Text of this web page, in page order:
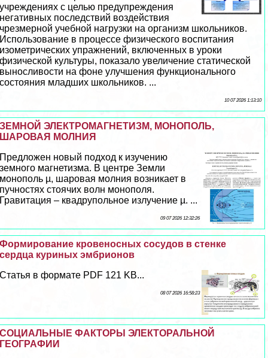
учреждениях с целью предупреждения
негативных последствий воздействия
чрезмерной учебной нагрузки на организм школьников.
Использование в процессе физического воспитания
изометрических упражнений, включенных в уроки
физической культуры, показало увеличение статической
выносливости на фоне улучшения функционального
состояния младших школьников. ...
10 07 2026 1:13:10
ЗЕМНОЙ ЭЛЕКТРОМАГНЕТИЗМ, МОНОПОЛЬ,
ШАРОВАЯ МОЛНИЯ
Предложен новый подход к изучению
земного магнетизма. В центре Земли
монополь µ, шаровая молния возникает в
пучностях стоячих волн монополя.
Гравитация – квадрупольное излучение µ. ...
09 07 2026 12:32:26
Формирование кровеносных сосудов в стенке
сердца куриных эмбрионов
Статья в формате PDF 121 KB...
08 07 2026 16:58:23
СОЦИАЛЬНЫЕ ФАКТОРЫ ЭЛЕКТОРАЛЬНОЙ
ГЕОГРАФИИ